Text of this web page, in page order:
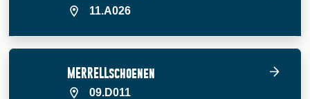
11.A026
MERRELLschoenen
09.D011